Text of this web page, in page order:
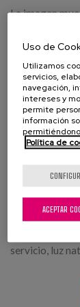
La imagen
suéter oscuro
servir es un
se pueden ver
sentadas en
difuminados
por grandes
La escena
fondo, con
atmósfera
Etiquetas:
servicio, luz
Uso de
Utilizamos
servicios,
navegación,
intereses y
permite
información
Política de
ACEPTAR